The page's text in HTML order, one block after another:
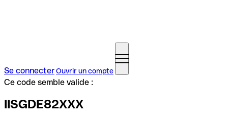
Se connecterOuvrir un compte
Ce code semble valide :
IISGDE82XXX